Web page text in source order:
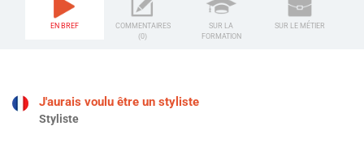
EN BREF
COMMENTAIRES
(0)
SUR LA
FORMATION
SUR LE MÉTIER
J'aurais voulu être un styliste
Styliste